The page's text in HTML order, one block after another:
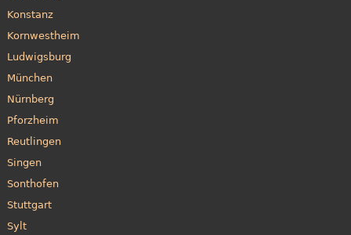
Konstanz
Kornwestheim
Ludwigsburg
München
Nürnberg
Pforzheim
Reutlingen
Singen
Sonthofen
Stuttgart
Sylt